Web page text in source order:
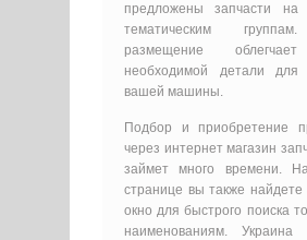
предложены запчасти на
тематическим
размещение
необходимой детали для
вашей машины.
Подбор и приобретение
через интернет магазин
займет много времени.
странице вы также найдете
окно для быстрого поиска
наименованиям.